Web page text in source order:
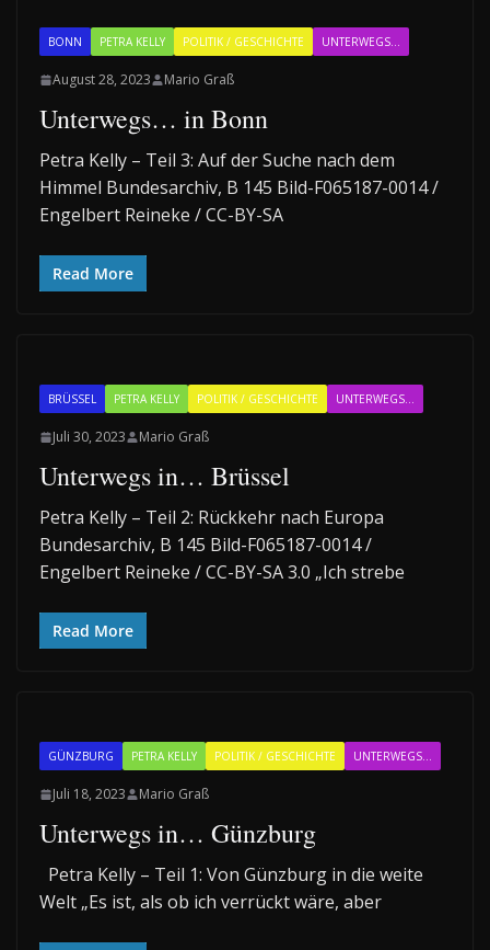
BONN PETRA KELLY POLITIK / GESCHICHTE UNTERWEGS...
August 28, 2023 Mario Graß
Unterwegs… in Bonn
Petra Kelly – Teil 3: Auf der Suche nach dem
Himmel Bundesarchiv, B 145 Bild-F065187-0014 /
Engelbert Reineke / CC-BY-SA
Read More
BRÜSSEL PETRA KELLY POLITIK / GESCHICHTE UNTERWEGS...
Juli 30, 2023 Mario Graß
Unterwegs in… Brüssel
Petra Kelly – Teil 2: Rückkehr nach Europa
Bundesarchiv, B 145 Bild-F065187-0014 /
Engelbert Reineke / CC-BY-SA 3.0 „Ich strebe
Read More
GÜNZBURG PETRA KELLY POLITIK / GESCHICHTE UNTERWEGS...
Juli 18, 2023 Mario Graß
Unterwegs in… Günzburg
Petra Kelly – Teil 1: Von Günzburg in die weite
Welt „Es ist, als ob ich verrückt wäre, aber